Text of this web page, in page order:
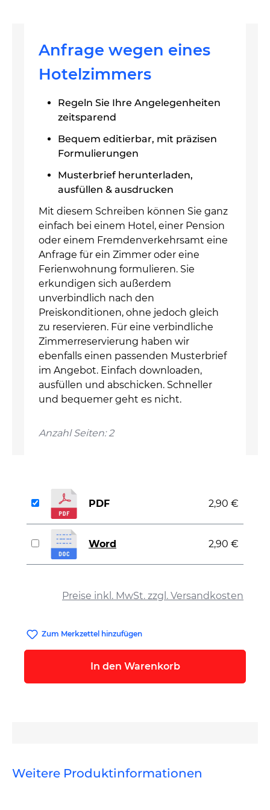
Anfrage wegen eines
Hotelzimmers
Regeln Sie Ihre Angelegenheiten
zeitsparend
Bequem editierbar, mit präzisen
Formulierungen
Musterbrief herunterladen,
ausfüllen & ausdrucken
Mit diesem Schreiben können Sie ganz
einfach bei einem Hotel, einer Pension
oder einem Fremdenverkehrsamt eine
Anfrage für ein Zimmer oder eine
Ferienwohnung formulieren. Sie
erkundigen sich außerdem
unverbindlich nach den
Preiskonditionen, ohne jedoch gleich
zu reservieren. Für eine verbindliche
Zimmerreservierung haben wir
ebenfalls einen passenden Musterbrief
im Angebot. Einfach downloaden,
ausfüllen und abschicken. Schneller
und bequemer geht es nicht.
Anzahl Seiten: 2
Preise inkl. MwSt. zzgl. Versandkosten
PDF 2,90 €
Word 2,90 €
Zum Merkzettel hinzufügen
In den Warenkorb
Weitere Produktinformationen